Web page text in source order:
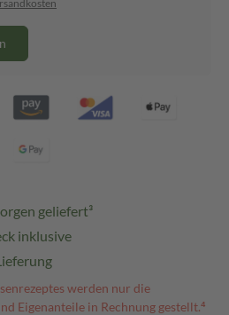
geliefert³
inklusive
werden nur die
Eigenanteile in Rechnung gestellt.⁴